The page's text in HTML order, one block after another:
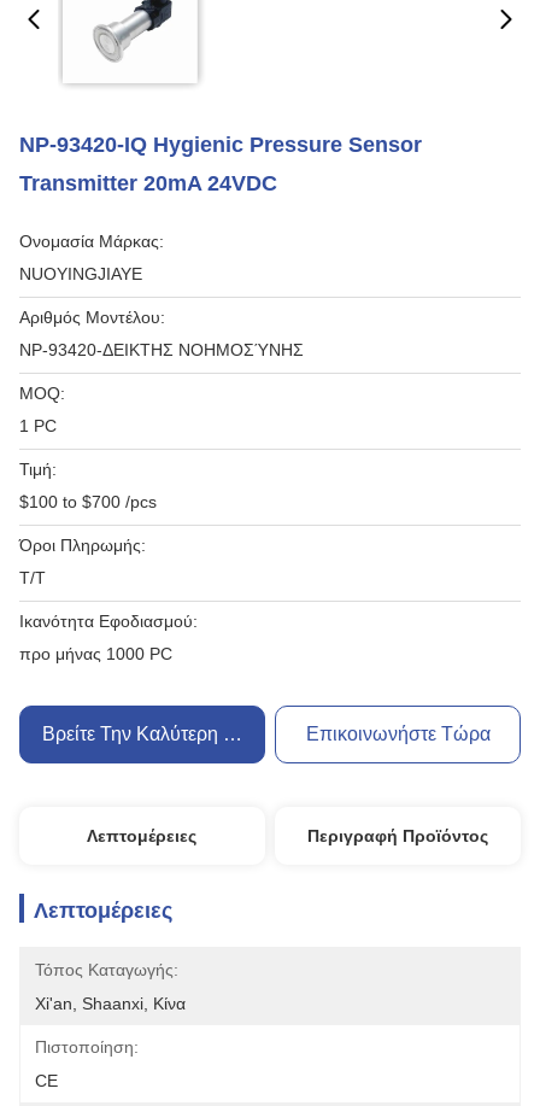
NP-93420-IQ Hygienic Pressure Sensor
Transmitter 20mA 24VDC
Ονομασία Μάρκας:
NUOYINGJIAYE
Αριθμός Μοντέλου:
NP-93420-ΔΕΙΚΤΗΣ ΝΟΗΜΟΣΎΝΗΣ
MOQ:
1 PC
Τιμή:
$100 to $700 /pcs
Όροι Πληρωμής:
T/T
Ικανότητα Εφοδιασμού:
προ μήνας 1000 PC
Βρείτε Την Καλύτερη Τιμή Επικοινωνήστε Τώρα
Λεπτομέρειες Περιγραφή Προϊόντος
Λεπτομέρειες
Τόπος Καταγωγής:
Xi'an, Shaanxi, Κίνα
Πιστοποίηση:
CE